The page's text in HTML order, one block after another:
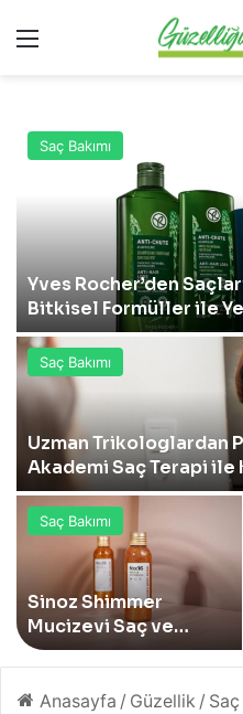
Saç Bakımı
Yves Rocher’den
Bitkisel Formüller ile
Saç Bakımı
Uzman Trikologlardan
Akademi Saç Terapi
Saç Bakımı
Sinoz Shimmer
Mucizevi Saç ve
Vücut Bakım Yağı
Yenilendi
Anasayfa / Güzellik / Saç